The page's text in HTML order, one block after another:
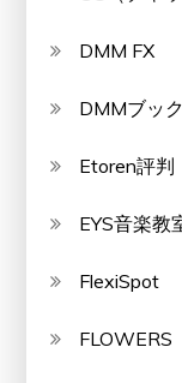
DMM FX
DMMブッ
Etoren評判
EYS音楽教
FlexiSpot
FLOWERS